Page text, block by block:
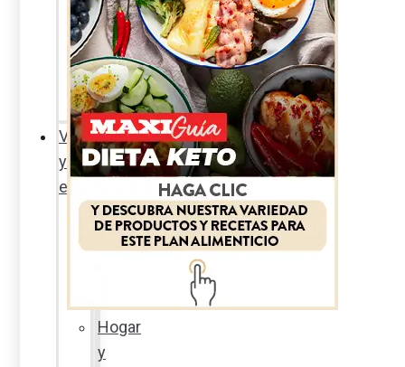
Sexualidad
responsable
En
la
percha
Vida
y
estilo
Productos
nuevos
Hogar
y